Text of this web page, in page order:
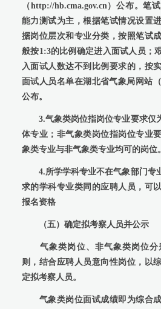
（http://hb.cma.gov.cn）公布。笔
能力测试为主，根据笔试情况设置
据岗位层次和专业分类，按照笔试
般按1:3的比例确定进入面试人员；
入面试人数达不到比例要求的，按
面试人员名单在湖北省气象局网站（
公布。
3.气象类岗位指岗位专业要求仅
体专业；非气象类岗位指岗位专业
象类专业与非气象类专业均可的岗位
4.所学学科专业不在气象部门专
求的学科专业类同的应聘人员，可
报名资格
（五）确定拟考察人员并公示
气象类岗位、非气象类岗位分
则，结合应聘人员意向性岗位，以
定拟考察人员。
气象类岗位面试成绩即为综合成